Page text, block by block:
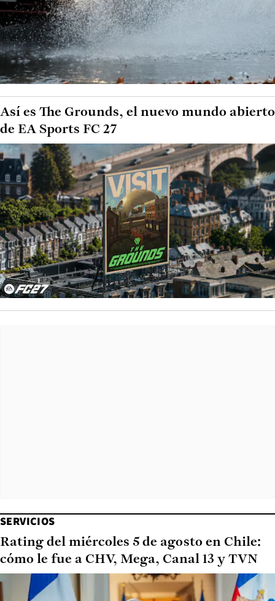
Así es The Grounds, el nuevo mundo abierto
de EA Sports FC 27
SERVICIOS
Rating del miércoles 5 de agosto en Chile:
cómo le fue a CHV, Mega, Canal 13 y TVN